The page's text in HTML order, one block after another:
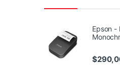
Epson -
$